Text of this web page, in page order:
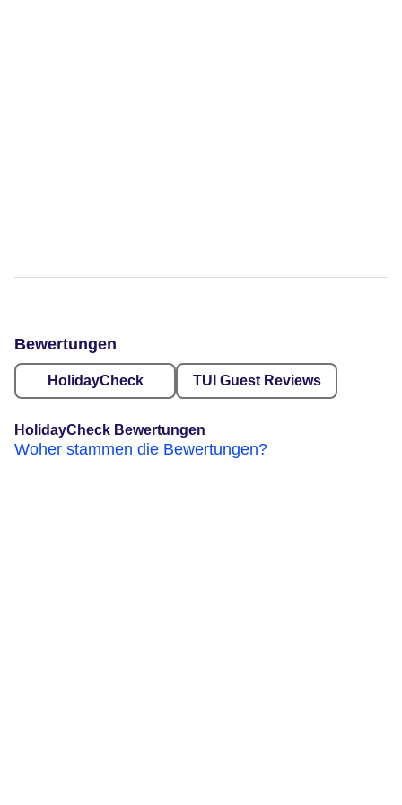
Bewertungen
HolidayCheck TUI Guest Reviews
HolidayCheck Bewertungen
Woher stammen die Bewertungen?